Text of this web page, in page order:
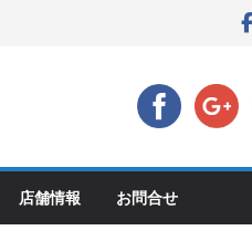
店舗情報 お問合せ